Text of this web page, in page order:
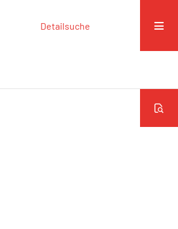
Detailsuche